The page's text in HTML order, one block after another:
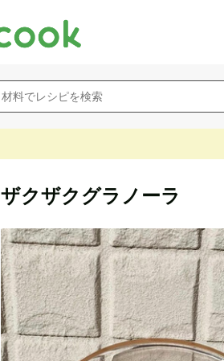
ザクザクグラノーラ